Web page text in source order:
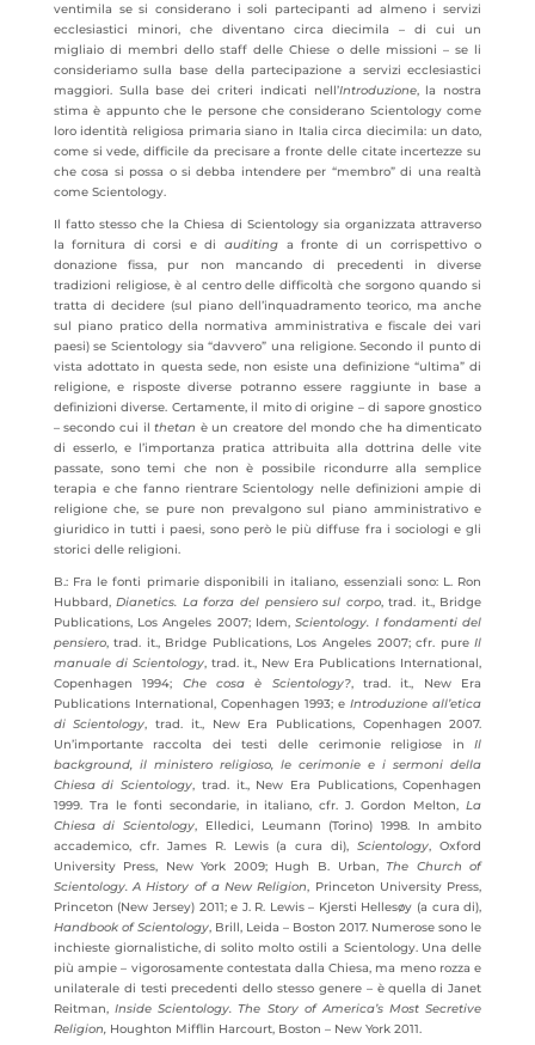
ventimila se si considerano i soli partecipanti ad almeno i servizi
ecclesiastici minori, che diventano circa diecimila – di cui un
migliaio di membri dello staff delle Chiese o delle missioni – se li
consideriamo sulla base della partecipazione a servizi ecclesiastici
maggiori. Sulla base dei criteri indicati nell’Introduzione, la nostra
stima è appunto che le persone che considerano Scientology come
loro identità religiosa primaria siano in Italia circa diecimila: un dato,
come si vede, difficile da precisare a fronte delle citate incertezze su
che cosa si possa o si debba intendere per “membro” di una realtà
come Scientology.
Il fatto stesso che la Chiesa di Scientology sia organizzata attraverso
la fornitura di corsi e di auditing a fronte di un corrispettivo o
donazione fissa, pur non mancando di precedenti in diverse
tradizioni religiose, è al centro delle difficoltà che sorgono quando si
tratta di decidere (sul piano dell’inquadramento teorico, ma anche
sul piano pratico della normativa amministrativa e fiscale dei vari
paesi) se Scientology sia “davvero” una religione. Secondo il punto di
vista adottato in questa sede, non esiste una definizione “ultima” di
religione, e risposte diverse potranno essere raggiunte in base a
definizioni diverse. Certamente, il mito di origine – di sapore gnostico
– secondo cui ilthetan è un creatore del mondo che ha dimenticato
di esserlo, e l’importanza pratica attribuita alla dottrina delle vite
passate, sono temi che non è possibile ricondurre alla semplice
terapia e che fanno rientrare Scientology nelle definizioni ampie di
religione che, se pure non prevalgono sul piano amministrativo e
giuridico in tutti i paesi, sono però le più diffuse fra i sociologi e gli
storici delle religioni.
B.: Fra le fonti primarie disponibili in italiano, essenziali sono: L. Ron
Hubbard,Dianetics. La forza del pensiero sul corpo, trad. it., Bridge
Publications, Los Angeles 2007; Idem,Scientology. I fondamenti del
pensiero, trad. it., Bridge Publications, Los Angeles 2007; cfr. pureIl
manuale di Scientology, trad. it., New Era Publications International,
Copenhagen 1994; Che cosa è Scientology?, trad. it., New Era
Publications International, Copenhagen 1993; eIntroduzione all’etica
di Scientology, trad. it., New Era Publications, Copenhagen 2007.
Un’importante raccolta dei testi delle cerimonie religiose inIl
background, il ministero religioso, le cerimonie e i sermoni della
Chiesa di Scientology, trad. it., New Era Publications, Copenhagen
1999. Tra le fonti secondarie, in italiano, cfr. J. Gordon Melton,La
Chiesa di Scientology, Elledici, Leumann (Torino) 1998. In ambito
accademico, cfr. James R. Lewis (a cura di),Scientology, Oxford
University Press, New York 2009; Hugh B. Urban,The Church of
Scientology.A History of a New Religion, Princeton University Press,
Princeton (New Jersey) 2011; e J. R. Lewis – Kjersti Hellesøy (a cura di),
Handbook of Scientology, Brill, Leida – Boston 2017. Numerose sono le
inchieste giornalistiche, di solito molto ostili a Scientology. Una delle
più ampie – vigorosamente contestata dalla Chiesa, ma meno rozza e
unilaterale di testi precedenti dello stesso genere – è quella di Janet
Reitman, Inside Scientology.The Story of America’s Most Secretive
Religion,Houghton Mifflin Harcourt, Boston – New York 2011.